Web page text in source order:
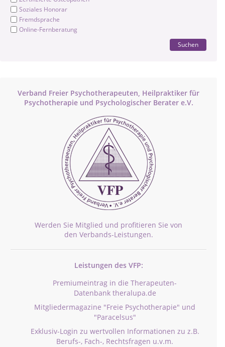
Soziales Honorar
Fremdsprache
Online-Fernberatung
Suchen
Verband Freier Psychotherapeuten, Heilpraktiker für
Psychotherapie und Psychologischer Berater e.V.
Werden Sie Mitglied und profitieren Sie von
den Verbands-Leistungen.
Leistungen des VFP:
Premiumeintrag in die Therapeuten-
Datenbank theralupa.de
Mitgliedermagazine "Freie Psychotherapie" und
"Paracelsus"
Exklusiv-Login zu wertvollen Informationen zu z.B.
Berufs-, Fach-, Rechtsfragen u.v.m.